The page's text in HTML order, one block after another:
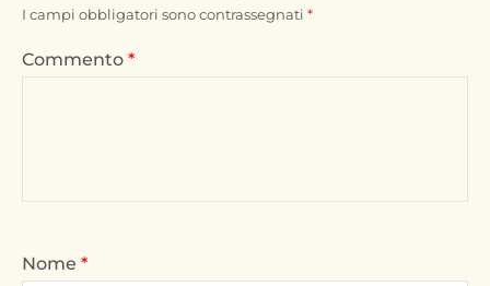
I campi obbligatori sono contrassegnati *
Commento *
Nome *